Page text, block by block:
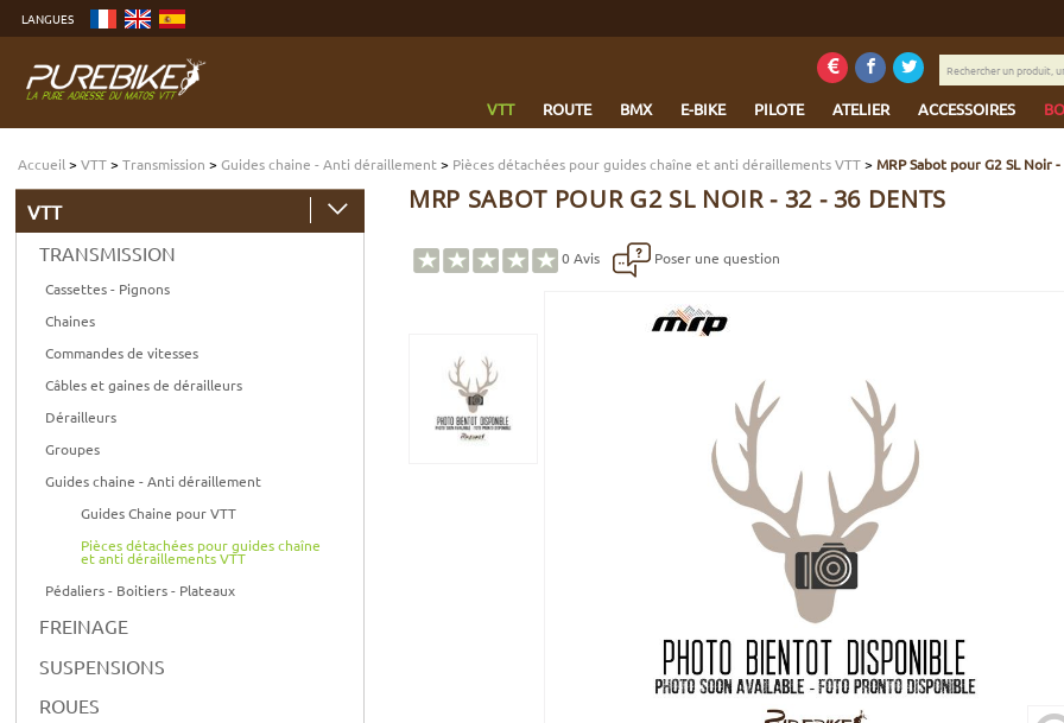
contenu
menu
Aller
LANGUES
VTT ROUTE BMX E-BIKE PILOTE ATELIER ACCESSOIRES
Rechercher
un
une
marque...
Accueil >VTT>Transmission >Guides chaine - Anti déraillement> Pièces détachées pour guides chaîne et anti déraillements VTT>MRP Sabot pour G2 SL Noir
MRP SABOT POUR G2 SL NOIR - 32 - 36 DENTS
0 Avis Poser une question
VTT
TRANSMISSION
Cassettes - Pignons
Chaines
Commandes de vitesses
Câbles et gaines de dérailleurs
Dérailleurs
Groupes
Guides chaine - Anti déraillement
Guides Chaine pour VTT
Pièces détachées pour guides chaîne
et anti déraillements VTT
Pédaliers - Boitiers - Plateaux
FREINAGE
SUSPENSIONS
ROUES